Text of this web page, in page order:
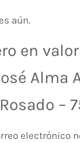
aún.
en
Alma
–
electrónico